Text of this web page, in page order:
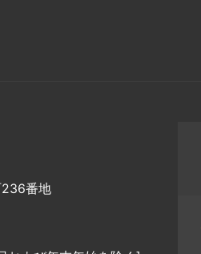
番地